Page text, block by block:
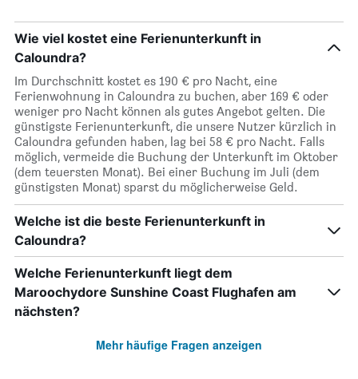
Wie viel kostet eine Ferienunterkunft in
Caloundra?
Im Durchschnitt kostet es 190 € pro Nacht, eine
Ferienwohnung in Caloundra zu buchen, aber 169 € oder
weniger pro Nacht können als gutes Angebot gelten. Die
günstigste Ferienunterkunft, die unsere Nutzer kürzlich in
Caloundra gefunden haben, lag bei 58 € pro Nacht. Falls
möglich, vermeide die Buchung der Unterkunft im Oktober
(dem teuersten Monat). Bei einer Buchung im Juli (dem
günstigsten Monat) sparst du möglicherweise Geld.
Welche ist die beste Ferienunterkunft in
Caloundra?
Welche Ferienunterkunft liegt dem
Maroochydore Sunshine Coast Flughafen am
nächsten?
Mehr häufige Fragen anzeigen